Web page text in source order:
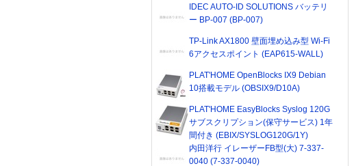
IDEC AUTO-ID SOLUTIONS バッテリ
ー BP-007 (BP-007)
TP-Link AX1800 壁面埋め込み型 Wi-Fi
6アクセスポイント (EAP615-WALL)
PLAT'HOME OpenBlocks IX9 Debian
10搭載モデル (OBSIX9/D10A)
PLAT'HOME EasyBlocks Syslog 120G
サブスクリプション(保守サービス) 1年
間付き (EBIX/SYSLOG120G/1Y)
内田洋行 イレーザーFB型(大) 7-337-
0040 (7-337-0040)